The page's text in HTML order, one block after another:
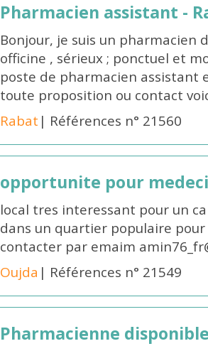
Pharmacien assistant -
Bonjour, je suis un pharmacien
officine , sérieux ; ponctuel et
poste de pharmacien
toute proposition ou contact
Rabat | Références n° 21560
opportunite pour
local tres interessant pour un
dans un quartier populaire
contacter par emaim
Oujda | Références n° 21549
Pharmacienne